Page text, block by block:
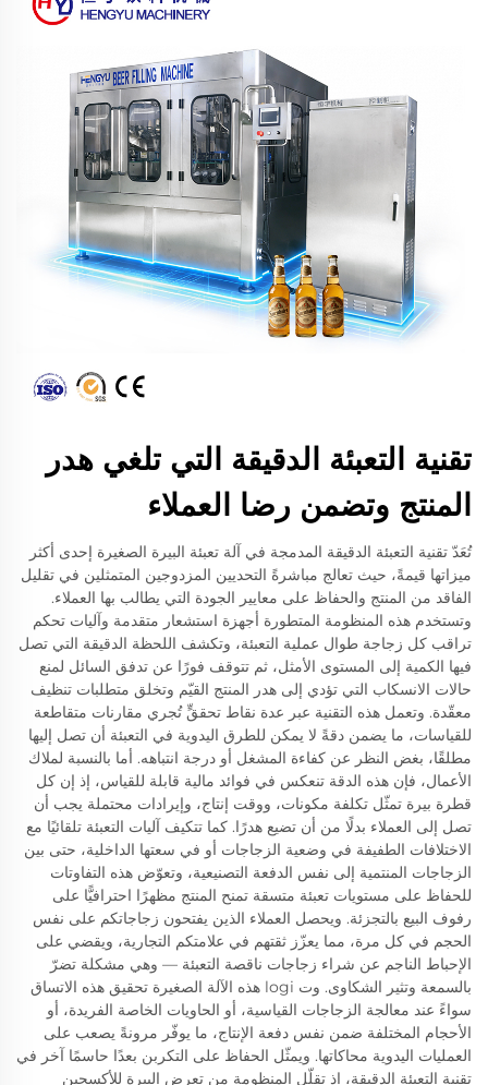
تقنية التعبئة الدقيقة التي تلغي هدر
المنتج وتضمن رضا العملاء
تُعَدّ تقنية التعبئة الدقيقة المدمجة في آلة تعبئة البيرة الصغيرة إحدى أكثر
ميزاتها قيمةً، حيث تعالج مباشرةً التحديين المزدوجين المتمثلين في تقليل
الفاقد من المنتج والحفاظ على معايير الجودة التي يطالب بها العملاء.
وتستخدم هذه المنظومة المتطورة أجهزة استشعار متقدمة وآليات تحكم
تراقب كل زجاجة طوال عملية التعبئة، وتكشف اللحظة الدقيقة التي تصل
فيها الكمية إلى المستوى الأمثل، ثم تتوقف فورًا عن تدفق السائل لمنع
حالات الانسكاب التي تؤدي إلى هدر المنتج القيّم وتخلق متطلبات تنظيف
معقّدة. وتعمل هذه التقنية عبر عدة نقاط تحققٍّ تُجري مقارنات متقاطعة
للقياسات، ما يضمن دقةً لا يمكن للطرق اليدوية في التعبئة أن تصل إليها
مطلقًا، بغض النظر عن كفاءة المشغل أو درجة انتباهه. أما بالنسبة لملاك
الأعمال، فإن هذه الدقة تنعكس في فوائد مالية قابلة للقياس، إذ إن كل
قطرة بيرة تمثّل تكلفة مكونات، ووقت إنتاج، وإيرادات محتملة يجب أن
تصل إلى العملاء بدلًا من أن تضيع هدرًا. كما تتكيف آليات التعبئة تلقائيًا مع
الاختلافات الطفيفة في وضعية الزجاجات أو في سعتها الداخلية، حتى بين
الزجاجات المنتمية إلى نفس الدفعة التصنيعية، وتعوّض هذه التفاوتات
للحفاظ على مستويات تعبئة متسقة تمنح المنتج مظهرًا احترافيًّا على
رفوف البيع بالتجزئة. ويحصل العملاء الذين يفتحون زجاجاتكم على نفس
الحجم في كل مرة، مما يعزّز ثقتهم في علامتكم التجارية، ويقضي على
الإحباط الناجم عن شراء زجاجات ناقصة التعبئة — وهي مشكلة تضرّ
بالسمعة وتثير الشكاوى. وت logi هذه الآلة الصغيرة تحقيق هذه الاتساق
سواءً عند معالجة الزجاجات القياسية، أو الحاويات الخاصة الفريدة، أو
الأحجام المختلفة ضمن نفس دفعة الإنتاج، ما يوفّر مرونةً يصعب على
العمليات اليدوية محاكاتها. ويمثّل الحفاظ على التكربن بعدًا حاسمًا آخر في
تقنية التعبئة الدقيقة، إذ تقلّل المنظومة من تعرض البيرة للأكسجين